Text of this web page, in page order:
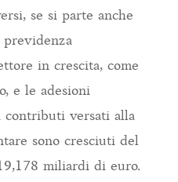
se si parte anche
previdenza
in crescita, come
e le adesioni
contributi versati alla
sono cresciuti del
miliardi di euro.